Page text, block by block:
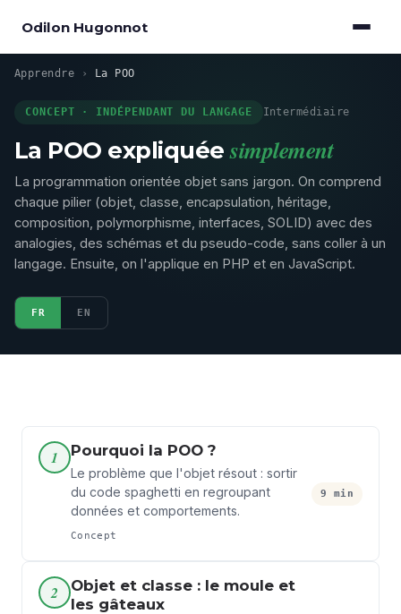
Odilon Hugonnot
Apprendre › La POO
CONCEPT · INDÉPENDANT DU LANGAGE Intermédiaire
La POO expliquéesimplement
La programmation orientée objet sans jargon. On comprend
chaque pilier (objet, classe, encapsulation, héritage,
composition, polymorphisme, interfaces, SOLID) avec des
analogies, des schémas et du pseudo-code, sans coller à un
langage. Ensuite, on l'applique en PHP et en JavaScript.
FR EN
1 Pourquoi la POO ?
Le problème que l'objet résout : sortir
du code spaghetti en regroupant
données et comportements.
Concept
9 min
2
Objet et classe : le moule et
les gâteaux